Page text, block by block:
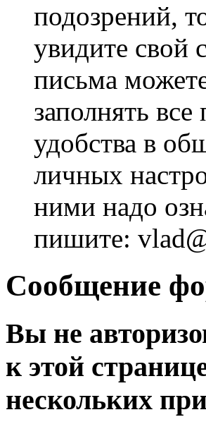
подозрений,
увидите свой
письма
заполнять
удобства в
личных
ними надо
пишите:
Сообщение
Вы не
к этой
нескольких